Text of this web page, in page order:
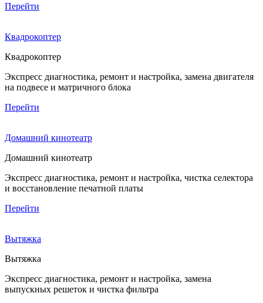
Перейти
Квадрокоптер
Квадрокоптер
Экспресс диагностика, ремонт и настройка, замена двигателя
на подвесе и матричного блока
Перейти
Домашний кинотеатр
Домашний кинотеатр
Экспресс диагностика, ремонт и настройка, чистка селектора
и восстановление печатной платы
Перейти
Вытяжка
Вытяжка
Экспресс диагностика, ремонт и настройка, замена
выпускных решеток и чистка фильтра